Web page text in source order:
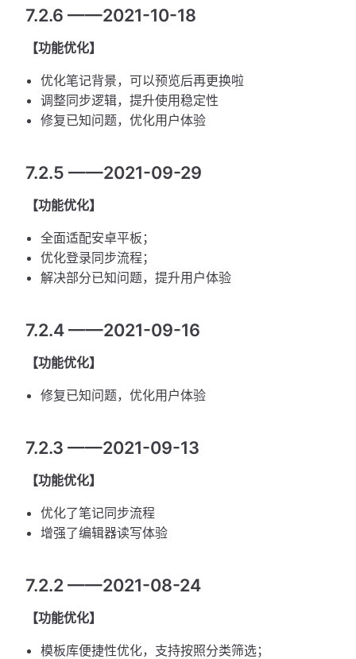
7.2.6 ——2021-10-18
【功能优化】
优化笔记背景，可以预览后再更换啦
调整同步逻辑，提升使用稳定性
修复已知问题，优化用户体验
7.2.5 ——2021-09-29
【功能优化】
全面适配安卓平板；
优化登录同步流程；
解决部分已知问题，提升用户体验
7.2.4 ——2021-09-16
【功能优化】
修复已知问题，优化用户体验
7.2.3 ——2021-09-13
【功能优化】
优化了笔记同步流程
增强了编辑器读写体验
7.2.2 ——2021-08-24
【功能优化】
模板库便捷性优化，支持按照分类筛选；